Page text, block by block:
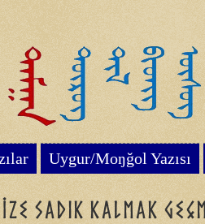
Uygur/Moŋğol Yazısı
sadık kalmak